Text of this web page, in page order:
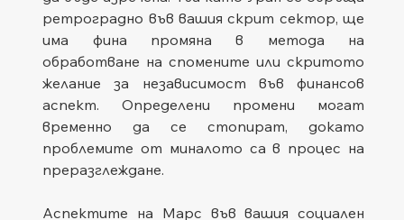
ретроградно във вашия скрит сектор, ще
има фина промяна в метода на
обработване на спомените или скритото
желание за независимост във финансов
аспект. Определени промени могат
временно да се стопират, докато
проблемите от миналото са в процес на
преразглеждане.
Аспектите на Марс във вашия социален